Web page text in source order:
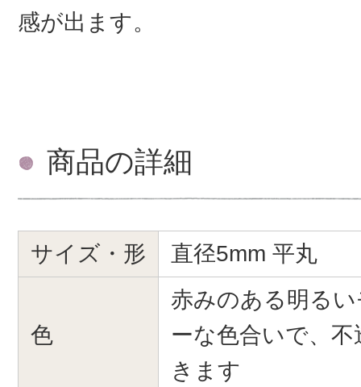
感が出ます。
商品の詳細
サイズ・形 直径5mm 平丸
色
赤みのある明る
ーな色合いで、
きます